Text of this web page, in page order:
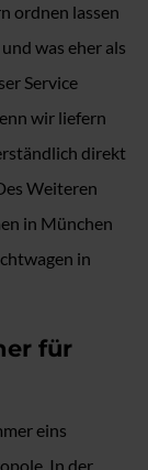
ordnen lassen
was eher als
Service
wir liefern
direkt
Weiteren
in München
in
für
eins
In der